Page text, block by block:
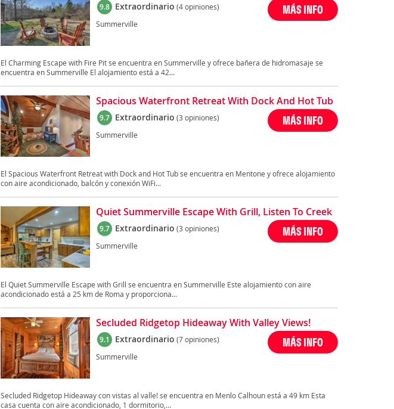
9.8 Extraordinario (4 opiniones)
Summerville
MÁS INFO
El Charming Escape with Fire Pit se encuentra en Summerville y ofrece bañera de hidromasaje se
encuentra en Summerville El alojamiento está a 42...
Spacious Waterfront Retreat With Dock And Hot Tub
9.7 Extraordinario (3 opiniones)
Summerville
MÁS INFO
El Spacious Waterfront Retreat with Dock and Hot Tub se encuentra en Mentone y ofrece alojamiento
con aire acondicionado, balcón y conexión WiFi...
Quiet Summerville Escape With Grill, Listen To Creek
9.7 Extraordinario (3 opiniones)
Summerville
MÁS INFO
El Quiet Summerville Escape with Grill se encuentra en Summerville Este alojamiento con aire
acondicionado está a 25 km de Roma y proporciona...
Secluded Ridgetop Hideaway With Valley Views!
9.1 Extraordinario (7 opiniones)
Summerville
MÁS INFO
Secluded Ridgetop Hideaway con vistas al valle! se encuentra en Menlo Calhoun está a 49 km Esta
casa cuenta con aire acondicionado, 1 dormitorio,...